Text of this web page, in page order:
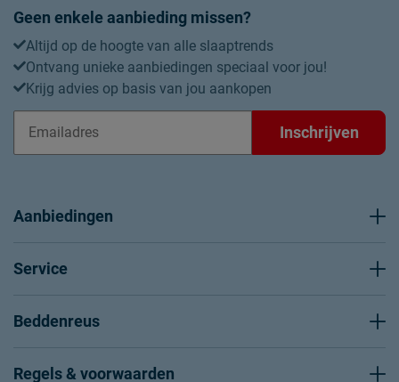
Geen enkele aanbieding missen?
Altijd op de hoogte van alle slaaptrends
Ontvang unieke aanbiedingen speciaal voor jou!
Krijg advies op basis van jou aankopen
Inschrijven
Aanbiedingen
Service
Beddenreus
Regels & voorwaarden